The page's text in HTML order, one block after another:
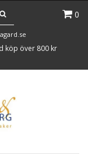
0
köp över 800 kr